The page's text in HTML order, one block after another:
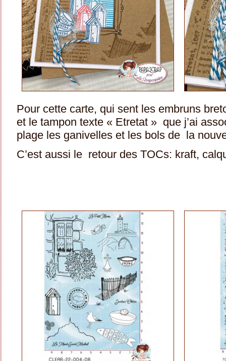
Pour cette carte, qui sent les embruns
et le tampon texte « Etretat » que j’ai
plage les ganivelles et les bols de la
C’est aussi le retour des TOCs: kraft,